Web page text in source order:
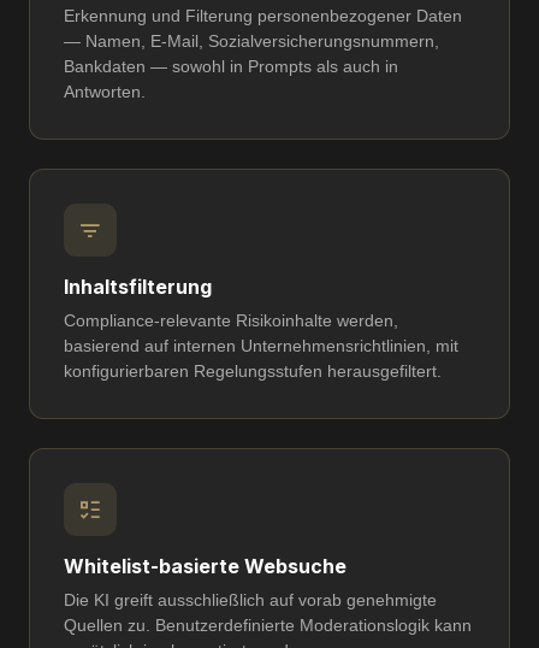
Erkennung und Filterung personenbezogener Daten
— Namen, E-Mail, Sozialversicherungsnummern,
Bankdaten — sowohl in Prompts als auch in
Antworten.
Inhaltsfilterung
Compliance-relevante Risikoinhalte werden,
basierend auf internen Unternehmensrichtlinien, mit
konfigurierbaren Regelungsstufen herausgefiltert.
Whitelist-basierte Websuche
Die KI greift ausschließlich auf vorab genehmigte
Quellen zu. Benutzerdefinierte Moderationslogik kann